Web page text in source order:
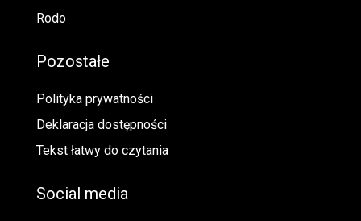
Rodo
Pozostałe
Polityka prywatności
Deklaracja dostępności
Tekst łatwy do czytania
Social media